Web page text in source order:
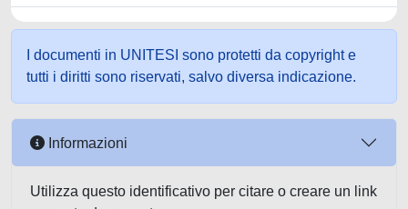
I documenti in UNITESI sono protetti da copyright e
tutti i diritti sono riservati, salvo diversa indicazione.
Informazioni
Utilizza questo identificativo per citare o creare un link